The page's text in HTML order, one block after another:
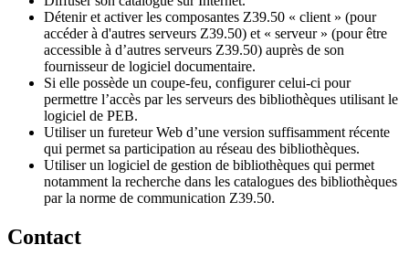
Détenir et activer les composantes Z39.50 « client » (pour
accéder à d'autres serveurs Z39.50) et « serveur » (pour être
accessible à d’autres serveurs Z39.50) auprès de son
fournisseur de logiciel documentaire.
Si elle possède un coupe-feu, configurer celui-ci pour
permettre l’accès par les serveurs des bibliothèques utilisant le
logiciel de PEB.
Utiliser un fureteur Web d’une version suffisamment récente
qui permet sa participation au réseau des bibliothèques.
Utiliser un logiciel de gestion de bibliothèques qui permet
notamment la recherche dans les catalogues des bibliothèques
par la norme de communication Z39.50.
Contact